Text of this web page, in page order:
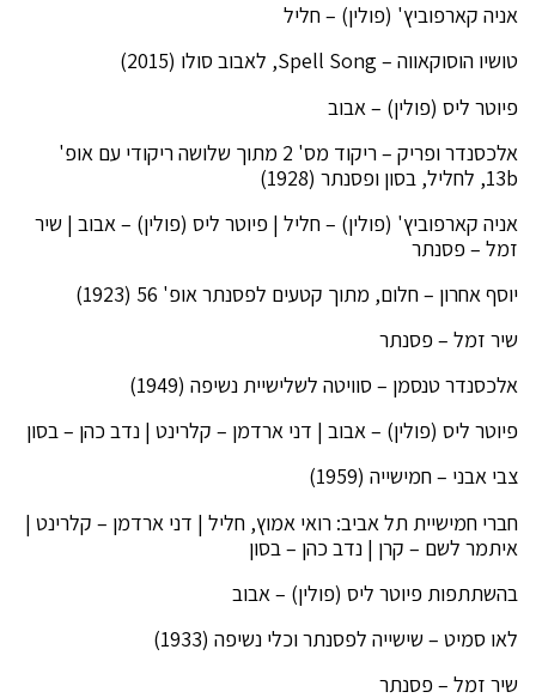
אניה קארפוביץ' (פולין) – חליל
טושיו הוסוקאווה – Spell Song, לאבוב סולו (2015)
פיוטר ליס (פולין) – אבוב
אלכסנדר ופריק – ריקוד מס' 2 מתוך שלושה ריקודי עם אופ'
13b, לחליל, בסון ופסנתר (1928)
אניה קארפוביץ' (פולין) – חליל | פיוטר ליס (פולין) – אבוב | שיר
זמל – פסנתר
יוסף אחרון – חלום, מתוך קטעים לפסנתר אופ' 56 (1923)
שיר זמל – פסנתר
אלכסנדר טנסמן – סוויטה לשלישיית נשיפה (1949)
פיוטר ליס (פולין) – אבוב | דני ארדמן – קלרינט | נדב כהן – בסון
צבי אבני – חמישייה (1959)
חברי חמישיית תל אביב: רואי אמוץ, חליל | דני ארדמן – קלרינט |
איתמר לשם – קרן | נדב כהן – בסון
בהשתתפות פיוטר ליס (פולין) – אבוב
לאו סמיט – שישייה לפסנתר וכלי נשיפה (1933)
שיר זמל – פסנתר